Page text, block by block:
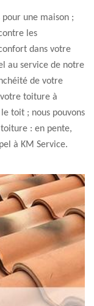
une maison ;
les
dans votre
au service de notre
de votre
toiture à
toit ; nous pouvons
: en pente,
à KM Service.